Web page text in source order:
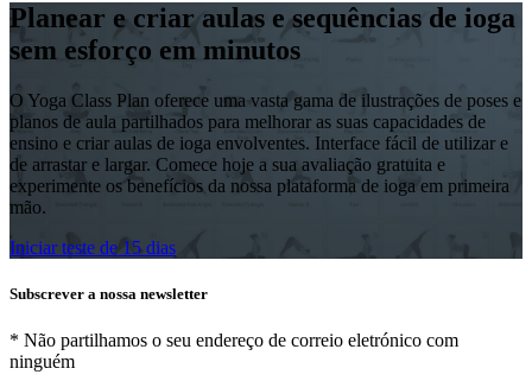
Planear e criar aulas e sequências de ioga
sem esforço em minutos
O Yoga Class Plan oferece uma vasta gama de ilustrações de poses e
planos de aula partilhados para melhorar as suas capacidades de
ensino e criar aulas de ioga envolventes. Interface fácil de utilizar e
de arrastar e largar. Comece hoje a sua avaliação gratuita e
experimente os benefícios da nossa plataforma de ioga em primeira
mão.
Iniciar teste de 15 dias
Subscrever a nossa newsletter
* Não partilhamos o seu endereço de correio eletrónico com
ninguém